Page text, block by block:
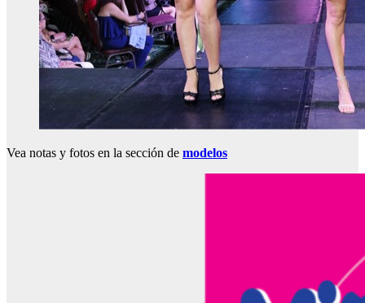
Vea notas y fotos en la sección de modelos